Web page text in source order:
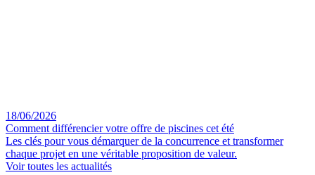
18/06/2026
Comment différencier votre offre de piscines cet été
Les clés pour vous démarquer de la concurrence et transformer
chaque projet en une véritable proposition de valeur.
Voir toutes les actualités